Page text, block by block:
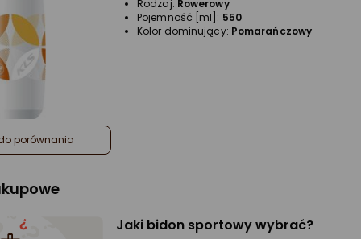
porównania
Rodzaj: Rowerowy
Pojemność [ml]: 550
Kolor dominujący: Pomarańczowy
Jaki bidon sportowy wybrać?